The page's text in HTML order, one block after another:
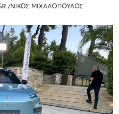
/ΝΙΚΟΣ ΜΙΧΑΛΟΠΟΥΛΟΣ